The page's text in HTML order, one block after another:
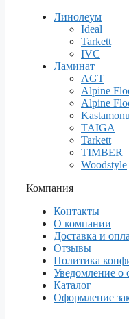
Линолеум
Ideal
Tarkett
IVC
Ламинат
AGT
Alpine
Alpine
Kastamonu
TAIGA
Tarkett
TIMBER
Woodstyle
Компания
Контакты
О компании
Доставка и
Отзывы
Политика
Уведомление о
Каталог
Оформление